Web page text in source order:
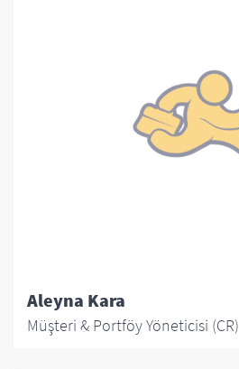
Aleyna Kara
Müşteri & Portföy Yöneticisi (CR)